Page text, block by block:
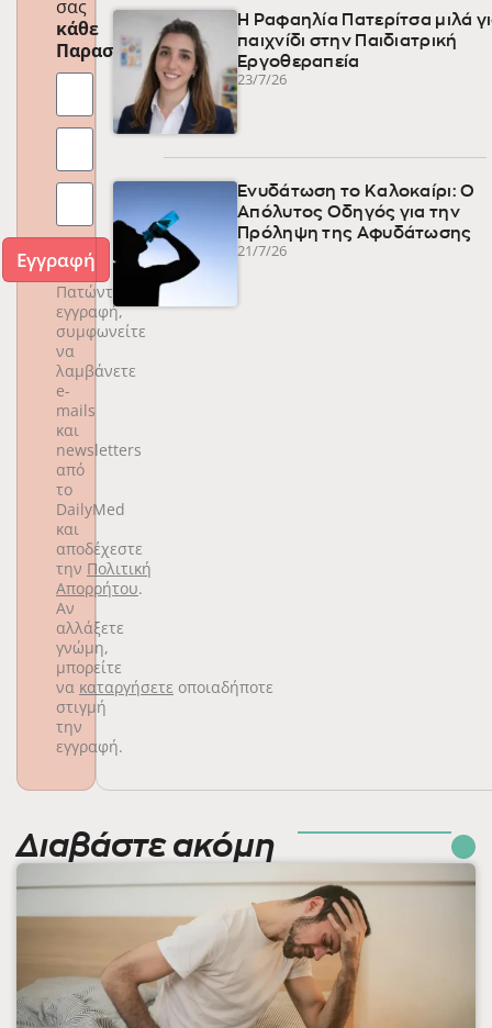
σας
κάθε
Παρασκευή!
Εγγραφή
Πατώντας
εγγραφή,
συμφωνείτε
να
λαμβάνετε
e-
mails
και
newsletters
από
το
DailyMed
και
αποδέχεστε
την Πολιτική
Απορρήτου.
Αν
αλλάξετε
γνώμη,
μπορείτε
να καταργήσετε οποιαδήποτε
στιγμή
την
εγγραφή.
Η Ραφαηλία Πατερίτσα μιλά
παιχνίδι στην Παιδιατρική
Εργοθεραπεία
23/7/26
Ενυδάτωση το Καλοκαίρι: Ο
Απόλυτος Οδηγός για την
Πρόληψη της Αφυδάτωσης
21/7/26
Διαβάστε ακόμη